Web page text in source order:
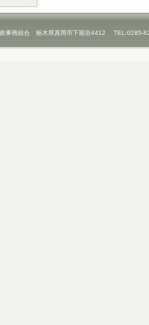
事務組合 栃木県真岡市下籠谷4412